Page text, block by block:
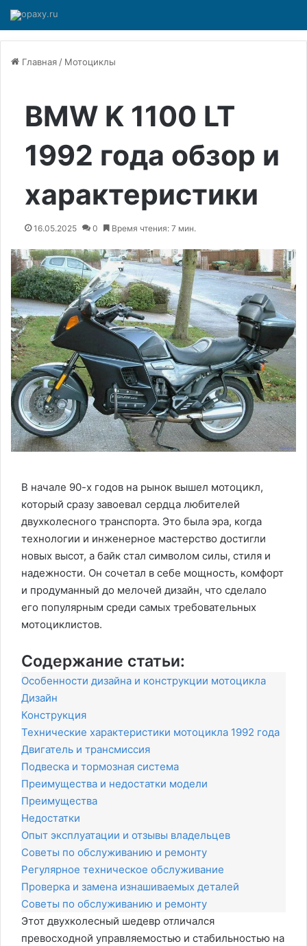
Главная / Мотоциклы
BMW K 1100 LT
1992 года обзор и
характеристики
16.05.2025 0 Время чтения: 7 мин.
В начале 90-х годов на рынок вышел мотоцикл,
который сразу завоевал сердца любителей
двухколесного транспорта. Это была эра, когда
технологии и инженерное мастерство достигли
новых высот, а байк стал символом силы, стиля и
надежности. Он сочетал в себе мощность, комфорт
и продуманный до мелочей дизайн, что сделало
его популярным среди самых требовательных
мотоциклистов.
Содержание статьи:
Особенности дизайна и конструкции мотоцикла
Дизайн
Конструкция
Технические характеристики мотоцикла 1992 года
Двигатель и трансмиссия
Подвеска и тормозная система
Преимущества и недостатки модели
Преимущества
Недостатки
Опыт эксплуатации и отзывы владельцев
Советы по обслуживанию и ремонту
Регулярное техническое обслуживание
Проверка и замена изнашиваемых деталей
Советы по обслуживанию и ремонту
Этот двухколесный шедевр отличался
превосходной управляемостью и стабильностью на